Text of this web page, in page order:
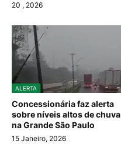
20 , 2026
ALERTA
Concessionária faz alerta
sobre níveis altos de chuva
na Grande São Paulo
15 Janeiro, 2026